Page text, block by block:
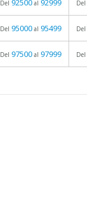
Del 92500 al 92999 Del
Del 95000 al 95499 Del
Del 97500 al 97999 Del